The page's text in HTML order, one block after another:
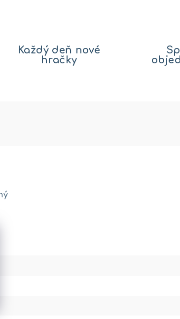
Každý deň nové
hračky